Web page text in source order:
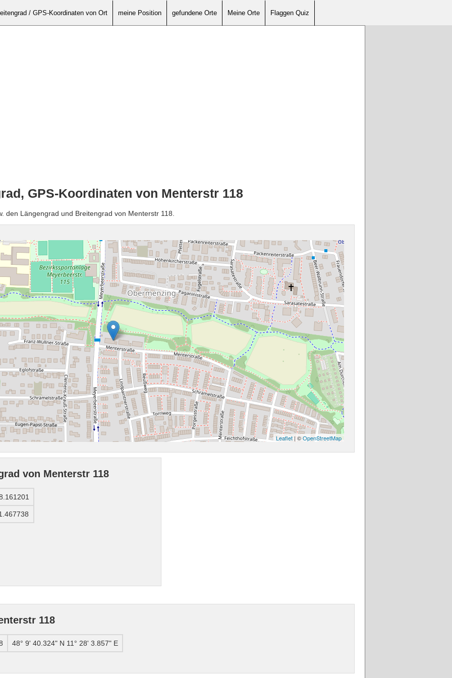
/ GPS-Koordinaten von Ort meine Position gefundene Orte Meine Orte Flaggen Quiz
GPS-Koordinaten von Menterstr 118
den Längengrad und Breitengrad von Menterstr 118.
Leaflet | ©OpenStreetMap
von Menterstr 118
118
48° 9' 40.324" N 11° 28' 3.857" E